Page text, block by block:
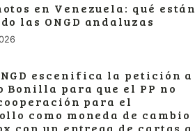
LA COORDINADORA
la ciudadanía global
de
y
igualdad
en Venezuela: qué están
las ONGD andaluzas
escenifica la petición a
Bonilla para que el PP no
para el
como moneda de cambio
con un entrega de cartas a